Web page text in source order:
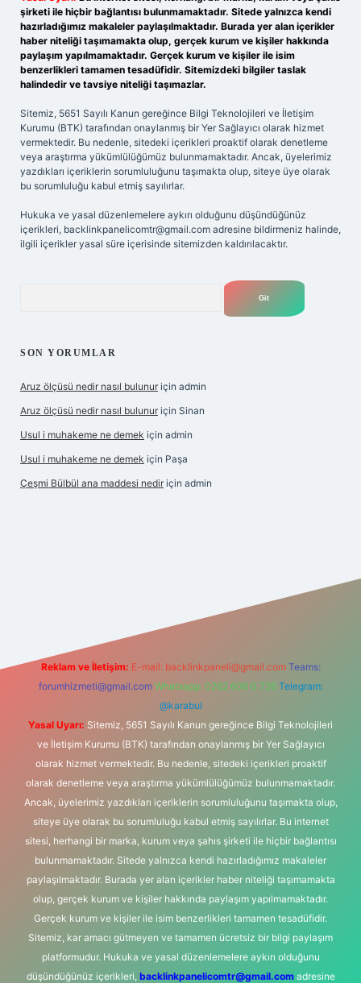
şirketi ile hiçbir bağlantısı bulunmamaktadır. Sitede yalnızca kendi
hazırladığımız makaleler paylaşılmaktadır. Burada yer alan içerikler
haber niteliği taşımamakta olup, gerçek kurum ve kişiler hakkında
paylaşım yapılmamaktadır. Gerçek kurum ve kişiler ile isim
benzerlikleri tamamen tesadüfidir. Sitemizdeki bilgiler taslak
halindedir ve tavsiye niteliği taşımazlar.
Sitemiz, 5651 Sayılı Kanun gereğince Bilgi Teknolojileri ve İletişim
Kurumu (BTK) tarafından onaylanmış bir Yer Sağlayıcı olarak hizmet
vermektedir. Bu nedenle, sitedeki içerikleri proaktif olarak denetleme
veya araştırma yükümlülüğümüz bulunmamaktadır. Ancak, üyelerimiz
yazdıkları içeriklerin sorumluluğunu taşımakta olup, siteye üye olarak
bu sorumluluğu kabul etmiş sayılırlar.
Hukuka ve yasal düzenlemelere aykırı olduğunu düşündüğünüz
içerikleri, backlinkpanelicomtr@gmail.com adresine bildirmeniz halinde,
ilgili içerikler yasal süre içerisinde sitemizden kaldırılacaktır.
SON YORUMLAR
Aruz ölçüsü nedir nasıl bulunur için admin
Aruz ölçüsü nedir nasıl bulunur için Sinan
Usul i muhakeme ne demek için admin
Usul i muhakeme ne demek için Paşa
Çeşmi Bülbül ana maddesi nedir için admin
Reklam ve İletişim: E-mail: backlinkpaneli@gmail.com Teams:
forumhizmeti@gmail.com Whatsapp: 0262 606 0 726 Telegram:
@karabul
Yasal Uyarı: Sitemiz, 5651 Sayılı Kanun gereğince Bilgi Teknolojileri
ve İletişim Kurumu (BTK) tarafından onaylanmış bir Yer Sağlayıcı
olarak hizmet vermektedir. Bu nedenle, sitedeki içerikleri proaktif
olarak denetleme veya araştırma yükümlülüğümüz bulunmamaktadır.
Ancak, üyelerimiz yazdıkları içeriklerin sorumluluğunu taşımakta olup,
siteye üye olarak bu sorumluluğu kabul etmiş sayılırlar. Bu internet
sitesi, herhangi bir marka, kurum veya şahıs şirketi ile hiçbir bağlantısı
bulunmamaktadır. Sitede yalnızca kendi hazırladığımız makaleler
paylaşılmaktadır. Burada yer alan içerikler haber niteliği taşımamakta
olup, gerçek kurum ve kişiler hakkında paylaşım yapılmamaktadır.
Gerçek kurum ve kişiler ile isim benzerlikleri tamamen tesadüfidir.
Sitemiz, kar amacı gütmeyen ve tamamen ücretsiz bir bilgi paylaşım
platformudur. Hukuka ve yasal düzenlemelere aykırı olduğunu
düşündüğünüz içerikleri, backlinkpanelicomtr@gmail.comadresine